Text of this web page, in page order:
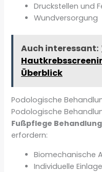
Druckstellen und
Wundversorgung
Auch interessant:
Überblick
Podologische
Podologische
Fußpflege
erfordern:
Biomechanische
Individuelle